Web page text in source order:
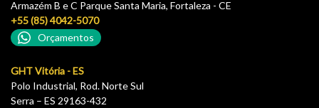
Armazém B e C Parque Santa Maria, Fortaleza - CE
+55 (85) 4042-5070
Orçamentos
GHT Vitória - ES
Polo Industrial, Rod. Norte Sul
Serra – ES 29163-432